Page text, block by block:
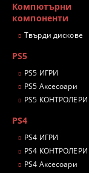
Компютърни
компоненти
Твърди дискове
PS5
PS5 ИГРИ
PS5 Аксесоари
PS5 КОНТРОЛЕРИ
PS4
PS4 ИГРИ
PS4 КОНТРОЛЕРИ
PS4 Аксесоари